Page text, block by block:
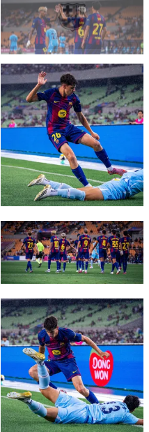
FC Barcelona club badge
FC Barcelona club badge
FC Barcelona club badge